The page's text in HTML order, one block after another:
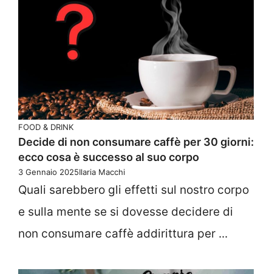
FOOD & DRINK
Decide di non consumare caffè per 30 giorni:
ecco cosa è successo al suo corpo
3 Gennaio 2025Ilaria Macchi
Quali sarebbero gli effetti sul nostro corpo
e sulla mente se si dovesse decidere di
non consumare caffè addirittura per ...